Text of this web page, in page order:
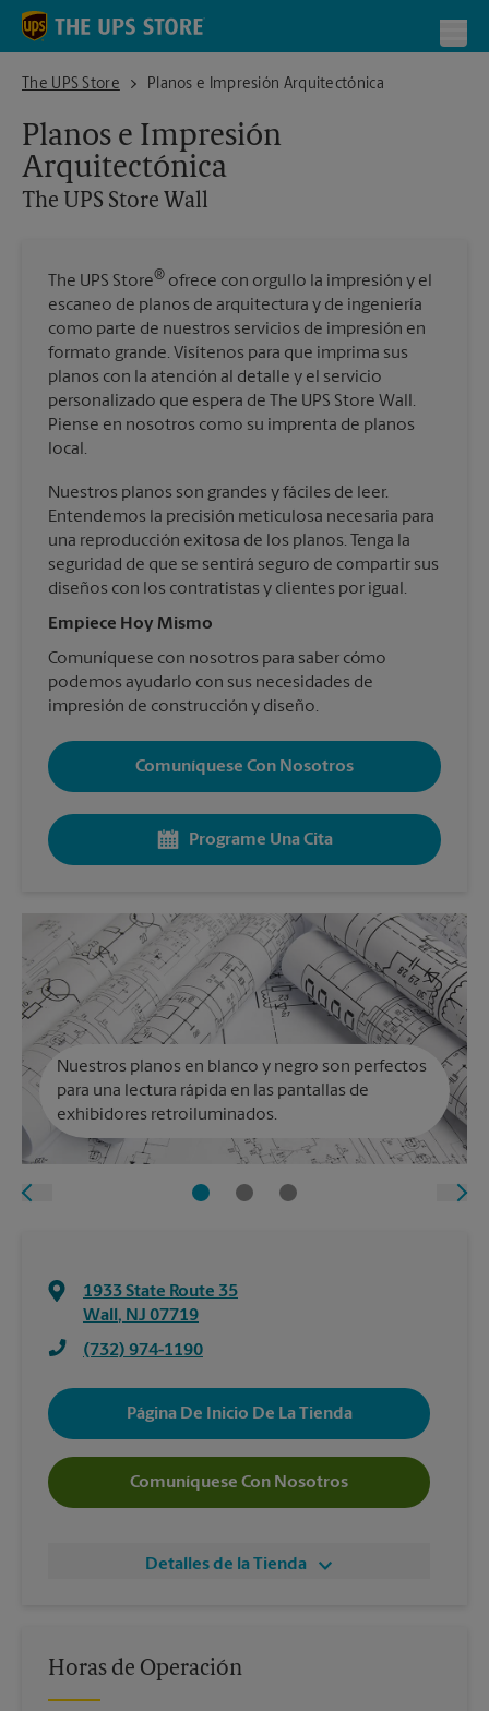
Skip to content
Return to Nav
The UPS Store
The UPS Store WallPlanos e Impresión Arquitectónica
Planos e Impresión
Arquitectónica
The UPS Store Wall
The UPS Store® ofrece con orgullo la impresión y el
escaneo de planos de arquitectura y de ingeniería
como parte de nuestros servicios de impresión en
formato grande. Visítenos para que imprima sus
planos con la atención al detalle y el servicio
personalizado que espera de The UPS Store Wall.
Piense en nosotros como su imprenta de planos
local.
Nuestros planos son grandes y fáciles de leer.
Entendemos la precisión meticulosa necesaria para
una reproducción exitosa de los planos. Tenga la
seguridad de que se sentirá seguro de compartir sus
diseños con los contratistas y clientes por igual.
Empiece Hoy Mismo
Comuníquese con nosotros para saber cómo
podemos ayudarlo con sus necesidades de
impresión de construcción y diseño.
Comuníquese Con Nosotros
Programe Una Cita
Nuestros planos en blanco y negro son perfectos
para una lectura rápida en las pantallas de
exhibidores retroiluminados.
1933 State Route 35
Wall, NJ 07719
(732) 974-1190
Página De Inicio De La Tienda
Comuníquese Con Nosotros
Detalles de la Tienda
Horas de Operación